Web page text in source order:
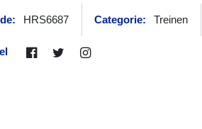
HRS6687 Categorie: Treinen